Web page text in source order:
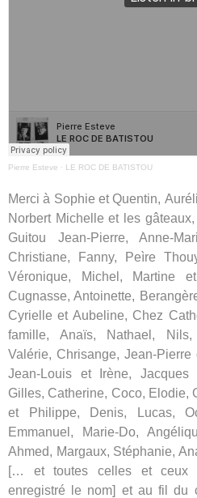
Pierre Esteve · LE ROC DE BATISTOU
Merci à Sophie et Quentin,
Norbert Michelle et les
Guitou Jean‑Pierre,
Christiane, Fanny, Peìre
Véronique, Michel, Martine
Cugnasse, Antoinette,
Cyrielle et Aubeline, Chez
famille, Anaïs, Nathael,
Valérie, Chrisange, Jean-
Jean-Louis et Irène,
Gilles, Catherine, Coco, Elodie,
et Philippe, Denis, Lucas,
Emmanuel, Marie-Do,
Ahmed, Margaux, Stéphanie,
[… et toutes celles et ceux
enregistré le nom] et au fil du